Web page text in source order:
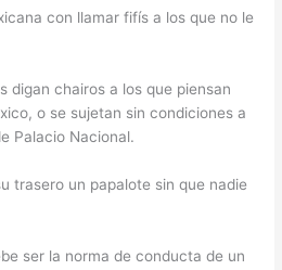
con llamar fifís a los que no le
digan chairos a los que piensan
o se sujetan sin condiciones a
Palacio Nacional.
trasero un papalote sin que nadie
ser la norma de conducta de un